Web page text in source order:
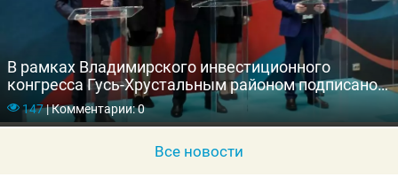
В рамках Владимирского инвестиционного
конгресса Гусь-Хрустальным районом подписано
инвестиционное соглашение
147|Комментарии: 0
Все новости